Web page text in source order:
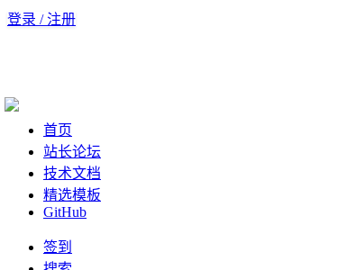
登录 / 注册
首页
站长论坛
技术文档
精选模板
GitHub
签到